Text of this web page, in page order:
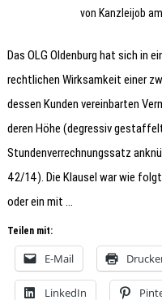
von Kanzleijob am
Das OLG Oldenburg hat sich in
rechtlichen Wirksamkeit einer
dessen Kunden vereinbarten
deren Höhe (degressiv
Stundenverrechnungssatz
42/14). Die Klausel war wie
oder ein mit …
Teilen mit:
E-Mail
LinkedIn